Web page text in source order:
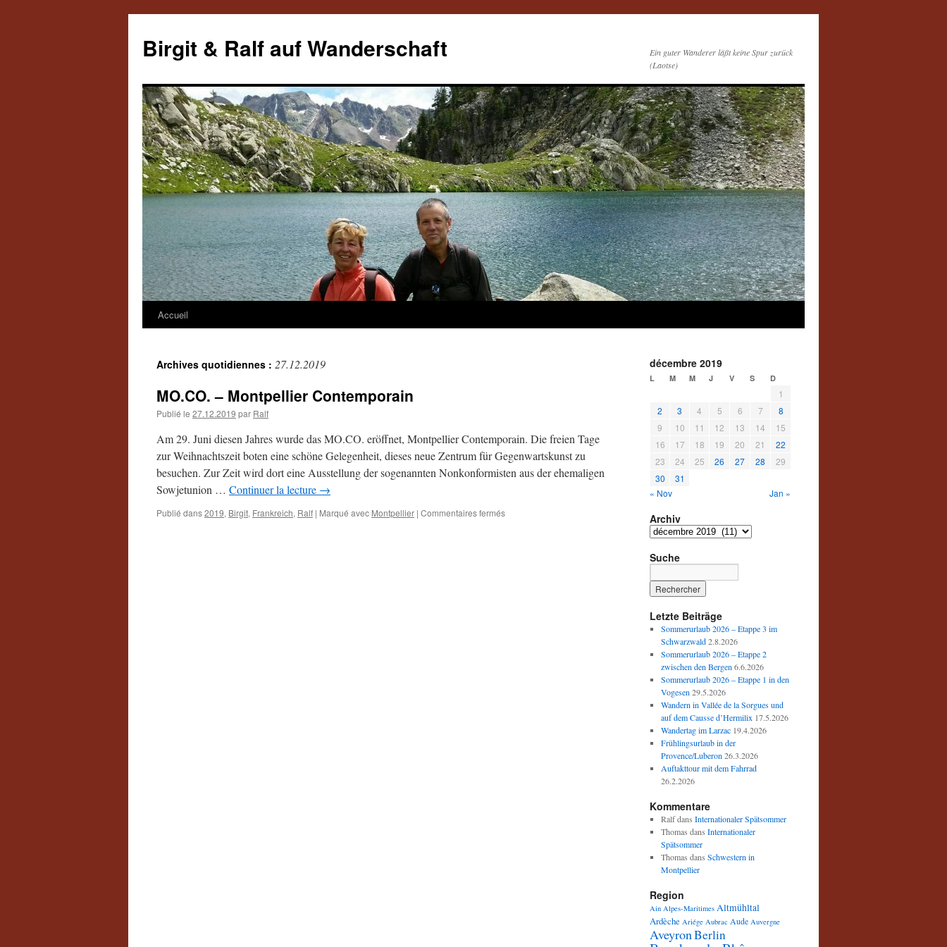
contenu
Birgit & Ralf auf Wanderschaft
Ein guter Wanderer läßt keine Spur zurück
(Laotse)
Accueil
Archives quotidiennes : 27.12.2019
MO.CO. – Montpellier Contemporain
Publié le 27.12.2019 par Ralf
Am 29. Juni diesen Jahres wurde das MO.CO. eröffnet, Montpellier Contemporain. Die freien Tage
zur Weihnachtszeit boten eine schöne Gelegenheit, dieses neue Zentrum für Gegenwartskunst zu
besuchen. Zur Zeit wird dort eine Ausstellung der sogenannten Nonkonformisten aus der ehemaligen
Sowjetunion … Continuer la lecture →
Publié dans2019, Birgit, Frankreich, Ralf | Marqué avec Montpellier | Commentaires ferméssur
décembre 2019
L M M J V S D
1
2
3 4 5 6 7
8
9
10 11 12 13 14
15
16
17 18 19 20 21
22
23
24 25 26 27 28
29
30
31
« Nov
Jan »
Archiv
Archiv
Suche
Letzte Beiträge
Sommerurlaub 2026 – Etappe 3 im
Schwarzwald 2.8.2026
Sommerurlaub 2026 – Etappe 2
zwischen den Bergen 6.6.2026
Sommerurlaub 2026 – Etappe 1 in den
Vogesen 29.5.2026
Wandern in Vallée de la Sorgues und
auf dem Causse d’Hermilix 17.5.2026
Wandertag im Larzac 19.4.2026
Frühlingsurlaub in der
Provence/Luberon 26.3.2026
Auftakttour mit dem Fahrrad
26.2.2026
Kommentare
Ralfdans Internationaler Spätsommer
Thomas dans Internationaler
Spätsommer
Thomas dans Schwestern in
Montpellier
Region
Ain Alpes-Maritimes Altmühltal
Ardèche Ariége Aubrac Aude Auvergne
AveyronBerlin